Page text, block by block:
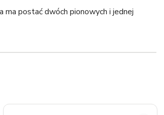
ma postać dwóch pionowych i jednej